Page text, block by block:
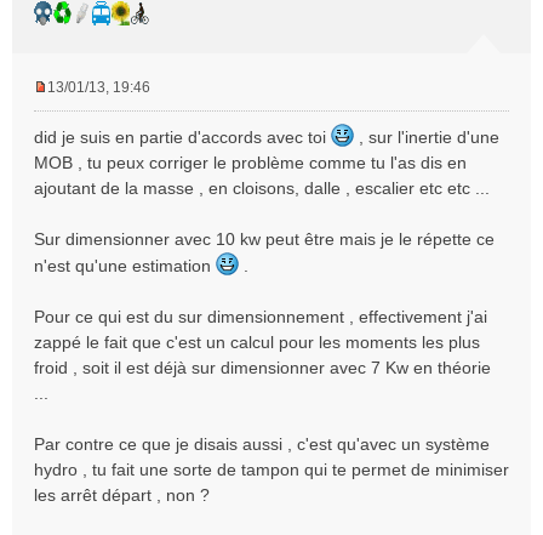
s
s
a
e
l
u
13/01/13, 19:46
did je suis en partie d'accords avec toi
, sur l'inertie d'une
MOB , tu peux corriger le problème comme tu l'as dis en
ajoutant de la masse , en cloisons, dalle , escalier etc etc ...
Sur dimensionner avec 10 kw peut être mais je le répette ce
n'est qu'une estimation
Pour ce qui est du sur dimensionnement , effectivement j'ai
zappé le fait que c'est un calcul pour les moments les plus
froid , soit il est déjà sur dimensionner avec 7 Kw en théorie
Par contre ce que je disais aussi , c'est qu'avec un système
hydro , tu fait une sorte de tampon qui te permet de minimiser
les arrêt départ , non ?